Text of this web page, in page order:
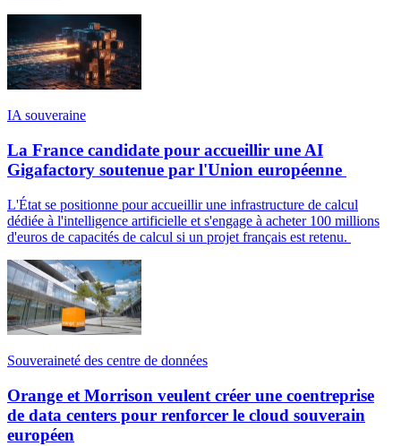
IA souveraine
La France candidate pour accueillir une AI
Gigafactory soutenue par l'Union européenne
L'État se positionne pour accueillir une infrastructure de calcul
dédiée à l'intelligence artificielle et s'engage à acheter 100 millions
d'euros de capacités de calcul si un projet français est retenu.
Souveraineté des centre de données
Orange et Morrison veulent créer une coentreprise
de data centers pour renforcer le cloud souverain
européen